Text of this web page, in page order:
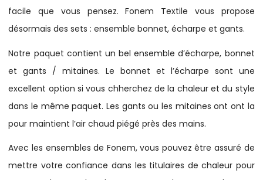
facile que vous pensez. Fonem Textile vous propose
désormais des sets : ensemble bonnet, écharpe et gants.
Notre paquet contient un bel ensemble d’écharpe, bonnet
et gants / mitaines. Le bonnet et l’écharpe sont une
excellent option si vous chherchez de la chaleur et du style
dans le même paquet. Les gants ou les mitaines ont ont la
pour maintient l’air chaud piégé près des mains.
Avec les ensembles de Fonem, vous pouvez être assuré de
mettre votre confiance dans les titulaires de chaleur pour